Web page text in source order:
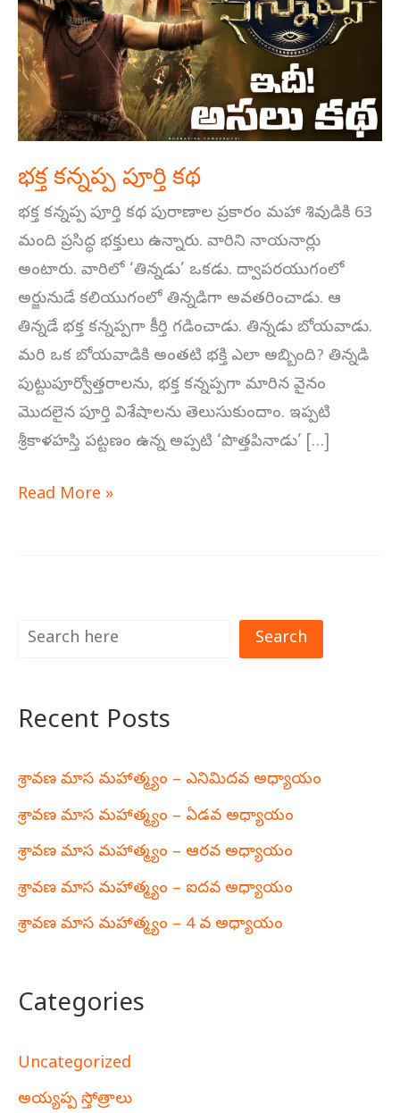
భక్త కన్నప్ప పూర్తి కథ
భక్త కన్నప్ప పూర్తి కథ పురాణాల ప్రకారం మహా శివుడికి 63
మంది ప్రసిద్ధ భక్తులు ఉన్నారు. వారిని నాయనార్లు
అంటారు. వారిలో ‘తిన్నడు’ ఒకడు. ద్వాపరయుగంలో
అర్జునుడే కలియుగంలో తిన్నడిగా అవతరించాడు. ఆ
తిన్నడే భక్త కన్నప్పగా కీర్తి గడించాడు. తిన్నడు బోయవాడు.
మరి ఒక బోయవాడికి అంతటి భక్తి ఎలా అబ్బింది? తిన్నడి
పుట్టుపూర్వోత్తరాలను, భక్త కన్నప్పగా మారిన వైనం
మొదలైన పూర్తి విశేషాలను తెలుసుకుందాం. ఇప్పటి
శ్రీకాళహస్తి పట్టణం ఉన్న అప్పటి ‘పొత్తపినాడు’ […]
పూర్తి
కథ
Read More »
Search
Recent Posts
శ్రావణ మాస మహాత్మ్యం – ఎనిమిదవ అధ్యాయం
శ్రావణ మాస మహాత్మ్యం – ఏడవ అధ్యాయం
శ్రావణ మాస మహాత్మ్యం – ఆరవ అధ్యాయం
శ్రావణ మాస మహాత్మ్యం – ఐదవ అధ్యాయం
శ్రావణ మాస మహాత్మ్యం – 4 వ అధ్యాయం
Categories
Uncategorized
అయ్యప్ప స్తోత్రాలు